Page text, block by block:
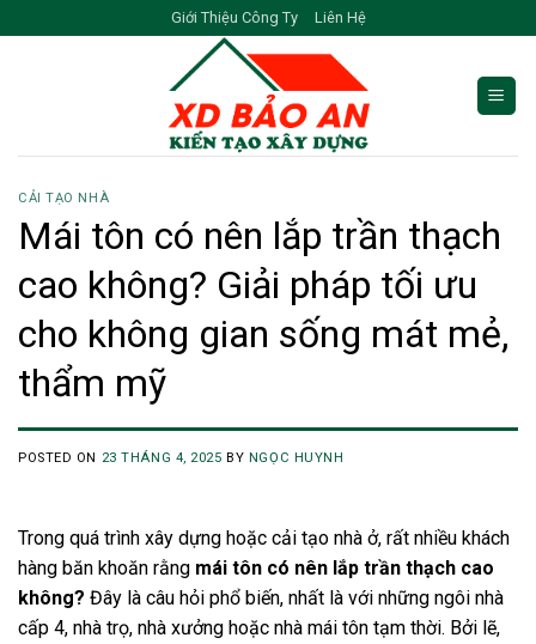
to
Giới Thiệu Công Ty Liên Hệ
CẢI TẠO NHÀ
Mái tôn có nên lắp trần thạch
cao không? Giải pháp tối ưu
cho không gian sống mát mẻ,
thẩm mỹ
POSTED ON 23 THÁNG 4, 2025 BY NGỌC HUYNH
Trong quá trình xây dựng hoặc cải tạo nhà ở, rất nhiều khách
hàng băn khoăn rằng mái tôn có nên lắp trần thạch cao
không? Đây là câu hỏi phổ biến, nhất là với những ngôi nhà
cấp 4, nhà trọ, nhà xưởng hoặc nhà mái tôn tạm thời. Bởi lẽ,